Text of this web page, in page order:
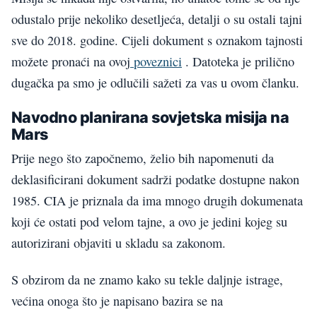
odustalo prije nekoliko desetljeća, detalji o su ostali tajni
sve do 2018. godine. Cijeli dokument s oznakom tajnosti
možete pronaći na ovoj poveznici . Datoteka je prilično
dugačka pa smo je odlučili sažeti za vas u ovom članku.
Navodno planirana sovjetska misija na
Mars
Prije nego što započnemo, želio bih napomenuti da
deklasificirani dokument sadrži podatke dostupne nakon
1985. CIA je priznala da ima mnogo drugih dokumenata
koji će ostati pod velom tajne, a ovo je jedini kojeg su
autorizirani objaviti u skladu sa zakonom.
S obzirom da ne znamo kako su tekle daljnje istrage,
većina onoga što je napisano bazira se na